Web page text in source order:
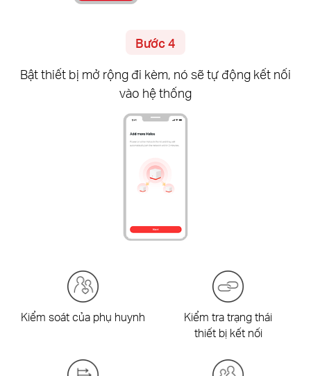
Bước 4
Bật thiết bị mở rộng đi kèm, nó sẽ tự động kết nối
vào hệ thống
Kiểm soát của phụ huynh
Kiểm tra trạng thái
thiết bị kết nối